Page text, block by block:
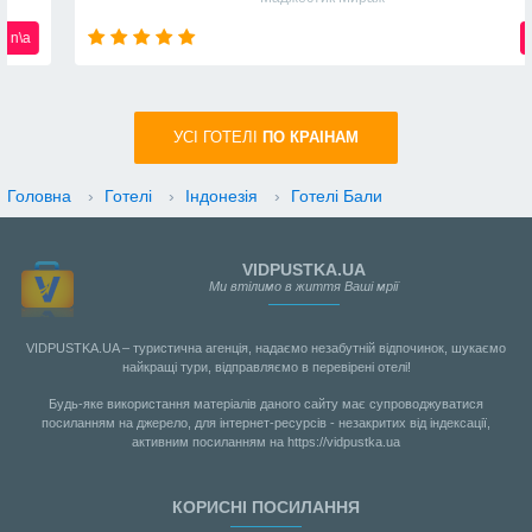
УСI ГОТЕЛІ ПО КРАIНАМ
Головна › Готелі › Індонезія › Готелі Бали
VIDPUSTKA.UA
Ми втілимо в життя Ваші мрії
VIDPUSTKA.UA – туристична агенція, надаємо незабутній відпочинок, шукаємо
найкращі тури, відправляємо в перевірені отелі!
Будь-яке використання матеріалів даного сайту має супроводжуватися
посиланням на джерело, для інтернет-ресурсів - незакритих від індексації,
активним посиланням на https://vidpustka.ua
КОРИСНІ ПОСИЛАННЯ